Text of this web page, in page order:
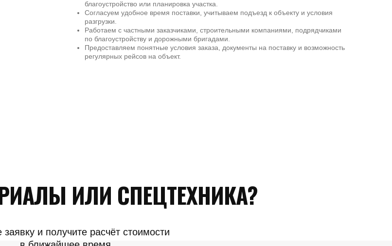
благоустройство или планировка участка.
Согласуем удобное время поставки, учитываем подъезд к объекту и условия
разгрузки.
Работаем с частными заказчиками, строительными компаниями, подрядчиками
по благоустройству и дорожными бригадами.
Предоставляем понятные условия заказа, документы на поставку и возможность
регулярных рейсов на объект.
заявку и получите расчёт стоимости
ИЛИ СПЕЦТЕХНИКА?